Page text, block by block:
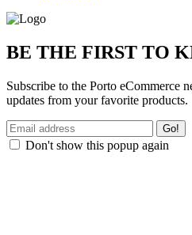
BE THE FIRST TO
Subscribe to the Porto eCommerce
updates from your favorite products.
Don't show this popup again